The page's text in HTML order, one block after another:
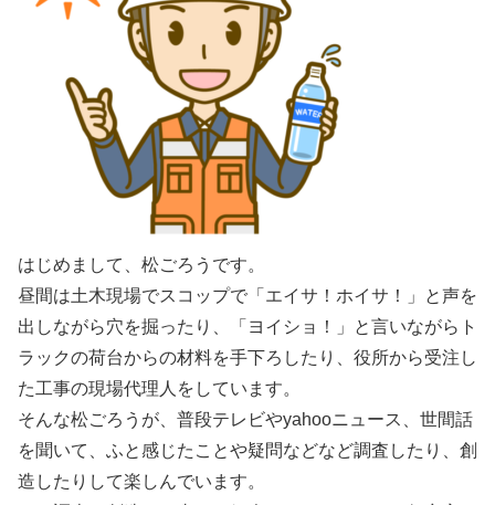
はじめまして、松ごろうです。
昼間は土木現場でスコップで「エイサ！ホイサ！」と声を
出しながら穴を掘ったり、「ヨイショ！」と言いながらト
ラックの荷台からの材料を手下ろしたり、役所から受注し
た工事の現場代理人をしています。
そんな松ごろうが、普段テレビやyahooニュース、世間話
を聞いて、ふと感じたことや疑問などなど調査したり、創
造したりして楽しんでいます。